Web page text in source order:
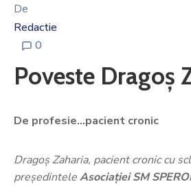
De
Redactie
0
Poveste Dragoș
De profesie…pacient cronic
Dragoș Zaharia, pacient cronic cu
președinteleAsociației SM